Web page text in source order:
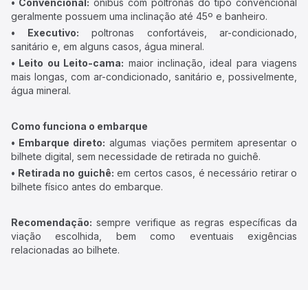
• Convencional: ônibus com poltronas do tipo convencional
geralmente possuem uma inclinação até 45º e banheiro.
• Executivo: poltronas confortáveis, ar-condicionado,
sanitário e, em alguns casos, água mineral.
• Leito ou Leito-cama: maior inclinação, ideal para viagens
mais longas, com ar-condicionado, sanitário e, possivelmente,
água mineral.
Como funciona o embarque
• Embarque direto: algumas viações permitem apresentar o
bilhete digital, sem necessidade de retirada no guichê.
• Retirada no guichê: em certos casos, é necessário retirar o
bilhete físico antes do embarque.
Recomendação: sempre verifique as regras específicas da
viação escolhida, bem como eventuais exigências
relacionadas ao bilhete.